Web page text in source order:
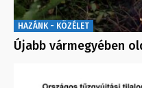
HAZÁNK - KÖZÉLET
Újabb vármegyében